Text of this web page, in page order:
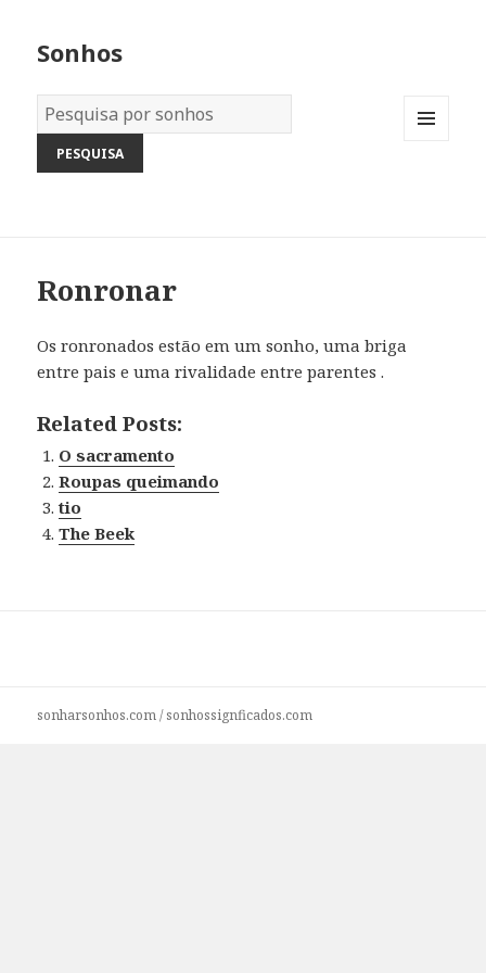
Sonhos
Dicionário
dos
Sonhos:
Ronronar
Os ronronados estão em um sonho, uma briga
entre pais e uma rivalidade entre parentes .
Related Posts:
O sacramento
Roupas queimando
tio
The Beek
sonharsonhos.com/sonhossignficados.com